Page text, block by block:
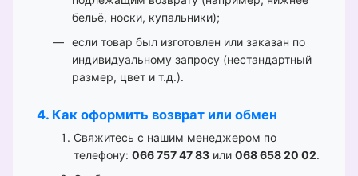
бельё, носки, купальники);
если товар был изготовлен или заказан по
индивидуальному запросу (нестандартный
размер, цвет и т.д.).
4. Как оформить возврат или обмен
Свяжитесь с нашим менеджером по
телефону: 066 757 47 83 или 068 658 20 02.